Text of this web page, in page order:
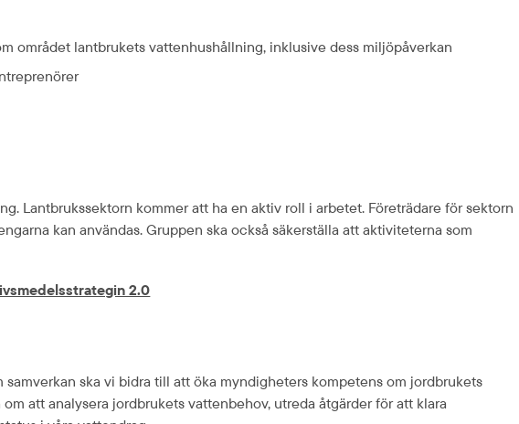
området lantbrukets vattenhushållning, inklusive dess miljöpåverkan
Lantbrukssektorn kommer att ha en aktiv roll i arbetet. Företrädare för sektorn
kan användas. Gruppen ska också säkerställa att aktiviteterna som
2.0
ska vi bidra till att öka myndigheters kompetens om jordbrukets
att analysera jordbrukets vattenbehov, utreda åtgärder för att klara